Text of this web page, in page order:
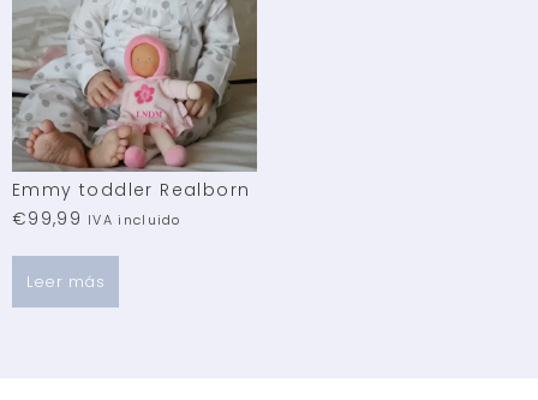
Emmy toddler Realborn
€99,99 IVA incluido
Leer más